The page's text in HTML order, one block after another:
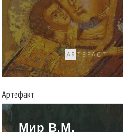
Артефакт
Мир В.М.